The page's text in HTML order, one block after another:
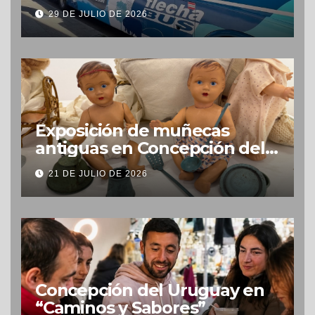
29 DE JULIO DE 2026
Exposición de muñecas
antiguas en Concepción del
Uruguay
21 DE JULIO DE 2026
Concepción del Uruguay en
“Caminos y Sabores”